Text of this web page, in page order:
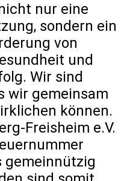
nur eine
sondern ein
von
und
Wir sind
wir gemeinsam
können.
Freisheim e.V.
gemeinnützig